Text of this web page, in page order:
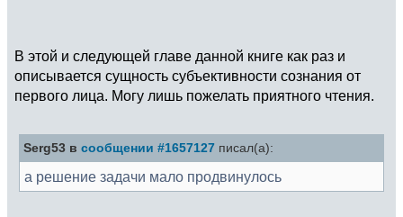
В этой и следующей главе данной книге как раз и
описывается сущность субъективности сознания от
первого лица. Могу лишь пожелать приятного чтения.
Serg53 в сообщении #1657127 писал(а):
а решение задачи мало продвинулось